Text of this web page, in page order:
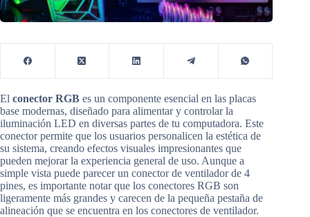
El conector RGB es un componente esencial en las placas
base modernas, diseñado para alimentar y controlar la
iluminación LED en diversas partes de tu computadora. Este
conector permite que los usuarios personalicen la estética de
su sistema, creando efectos visuales impresionantes que
pueden mejorar la experiencia general de uso. Aunque a
simple vista puede parecer un conector de ventilador de 4
pines, es importante notar que los conectores RGB son
ligeramente más grandes y carecen de la pequeña pestaña de
alineación que se encuentra en los conectores de ventilador.